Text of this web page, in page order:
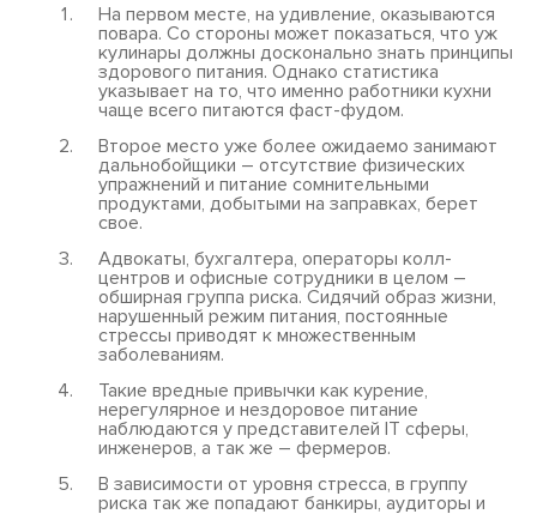
На первом месте, на удивление, оказываются
повара. Со стороны может показаться, что уж
кулинары должны досконально знать принципы
здорового питания. Однако статистика
указывает на то, что именно работники кухни
чаще всего питаются фаст-фудом.
Второе место уже более ожидаемо занимают
дальнобойщики – отсутствие физических
упражнений и питание сомнительными
продуктами, добытыми на заправках, берет
свое.
Адвокаты, бухгалтера, операторы колл-
центров и офисные сотрудники в целом –
обширная группа риска. Сидячий образ жизни,
нарушенный режим питания, постоянные
стрессы приводят к множественным
заболеваниям.
Такие вредные привычки как курение,
нерегулярное и нездоровое питание
наблюдаются у представителей IT сферы,
инженеров, а так же – фермеров.
В зависимости от уровня стресса, в группу
риска так же попадают банкиры, аудиторы и